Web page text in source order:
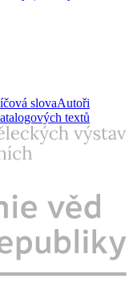
slovaAutoři
textů